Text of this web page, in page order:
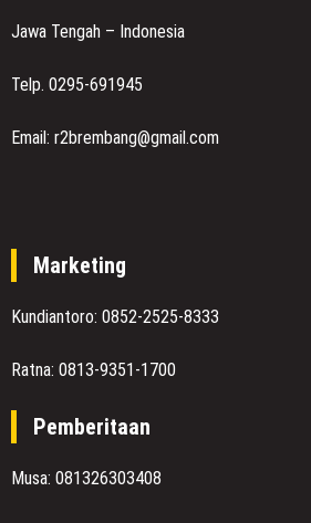
Jawa Tengah – Indonesia
Telp. 0295-691945
Email: r2brembang@gmail.com
Marketing
Kundiantoro: 0852-2525-8333
Ratna: 0813-9351-1700
Pemberitaan
Musa: 081326303408